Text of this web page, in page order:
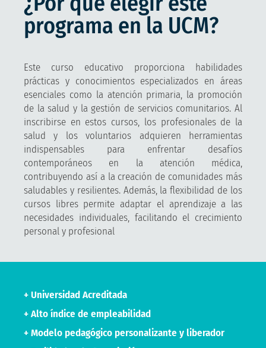
programa en la UCM?
Este curso educativo proporciona habilidades
prácticas y conocimientos especializados en áreas
esenciales como la atención primaria, la promoción
de la salud y la gestión de servicios comunitarios. Al
inscribirse en estos cursos, los profesionales de la
salud y los voluntarios adquieren herramientas
indispensables para enfrentar desafíos
contemporáneos en la atención médica,
contribuyendo así a la creación de comunidades más
saludables y resilientes. Además, la flexibilidad de los
cursos libres permite adaptar el aprendizaje a las
necesidades individuales, facilitando el crecimiento
personal y profesional
+ Universidad Acreditada
+ Alto índice de empleabilidad
+ Modelo pedagógico personalizante y liberador